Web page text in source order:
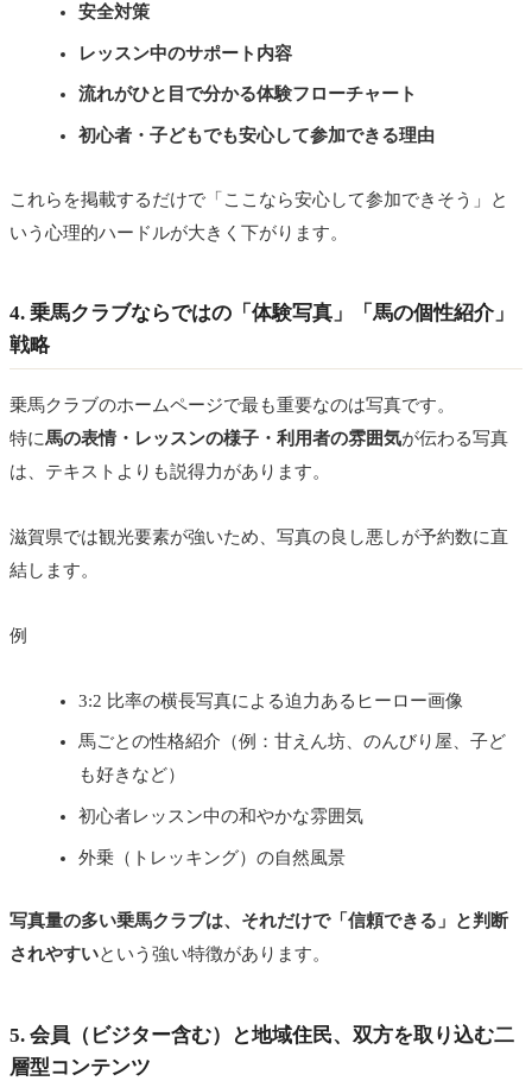
安全対策
レッスン中のサポート内容
流れがひと目で分かる体験フローチャート
初心者・子どもでも安心して参加できる理由
これらを掲載するだけで「ここなら安心して参加できそう」と
いう心理的ハードルが大きく下がります。
4. 乗馬クラブならではの「体験写真」「馬の個性紹介」
戦略
乗馬クラブのホームページで最も重要なのは写真です。
特に馬の表情・レッスンの様子・利用者の雰囲気が伝わる写真
は、テキストよりも説得力があります。
滋賀県では観光要素が強いため、写真の良し悪しが予約数に直
結します。
例
3:2 比率の横長写真による迫力あるヒーロー画像
馬ごとの性格紹介（例：甘えん坊、のんびり屋、子ど
も好きなど）
初心者レッスン中の和やかな雰囲気
外乗（トレッキング）の自然風景
写真量の多い乗馬クラブは、それだけで「信頼できる」と判断
されやすいという強い特徴があります。
5. 会員（ビジター含む）と地域住民、双方を取り込む二
層型コンテンツ